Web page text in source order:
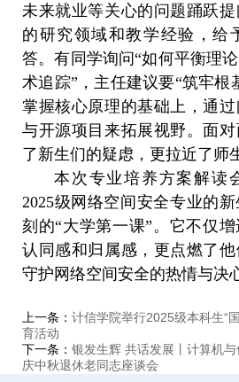
未来就业等关心的问题踊跃
的研究领域和教学经验，给
答。有同学询问“如何平衡理
术追踪”，主任建议要“筑牢根
掌握核心原理的基础上，通
与开源项目来拓展视野。面
了新生们的疑虑，更拉近了师
本次专业培养方案解读
2025级网络空间安全专业的
刻的“大学第一课”。它不仅
认同感和归属感，更点燃了他
守护网络空间安全的热情与决
上一条： 计信学院举行2025级本科生“
育活动
下一条： 银发生辉 共话发展丨计算机
庆中秋退休老同志座谈会